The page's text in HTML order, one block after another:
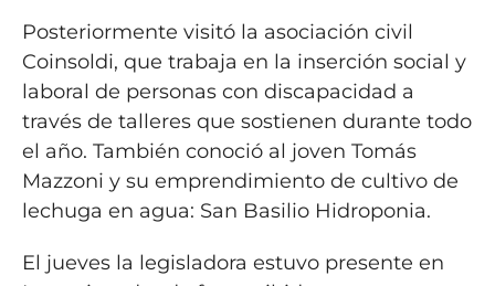
Posteriormente visitó la asociación civil
Coinsoldi, que trabaja en la inserción social y
laboral de personas con discapacidad a
través de talleres que sostienen durante todo
el año. También conoció al joven Tomás
Mazzoni y su emprendimiento de cultivo de
lechuga en agua: San Basilio Hidroponia.
El jueves la legisladora estuvo presente en